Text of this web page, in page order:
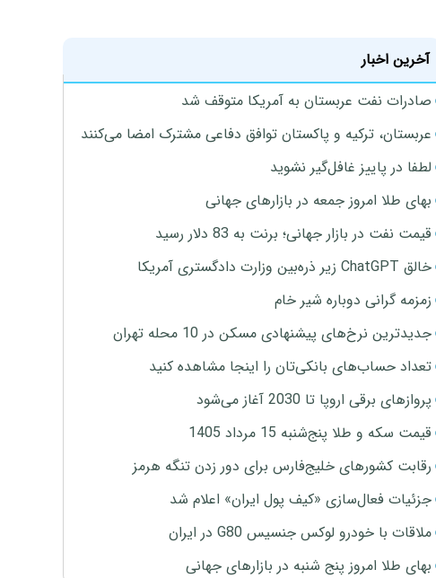
آخرین اخبار
صادرات نفت عربستان به آمریکا متوقف شد
عربستان، ترکیه و پاکستان توافق دفاعی مشترک امضا می‌کنند
لطفا در پاییز غافل‌گیر نشوید
بهای طلا امروز جمعه در بازارهای جهانی
قیمت نفت در بازار جهانی؛ برنت به 83 دلار رسید
خالق ChatGPT زیر ذره‌بین وزارت دادگستری آمریکا
زمزمه گرانی دوباره شیر خام
جدیدترین نرخ‌های پیشنهادی مسکن در 10 محله تهران
تعداد حساب‌های بانکی‌تان را اینجا مشاهده کنید
پروازهای برقی اروپا تا 2030 آغاز می‌شود
قیمت سکه و طلا پنج‌شنبه 15 مرداد 1405
رقابت کشورهای خلیج‌فارس برای دور زدن تنگه هرمز
جزئیات فعال‌سازی «کیف پول ایران» اعلام شد
ملاقات با خودرو لوکس جنسیس G80 در ایران
بهای طلا امروز پنج شنبه در بازارهای جهانی